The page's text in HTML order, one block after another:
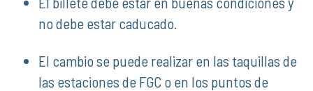
no debe estar caducado.
El cambio se puede realizar en las taquillas de
las estaciones de FGC o en los puntos de